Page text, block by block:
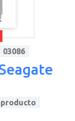
03086